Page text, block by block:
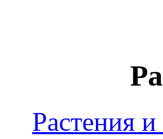
Растения